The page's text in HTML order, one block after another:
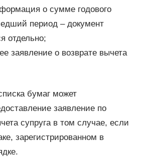
о сумме годового
период – документ
отдельно;
заявление о возврате вычета
бумаг может
заявление по
супруга в том случае, если
зарегистрированном в